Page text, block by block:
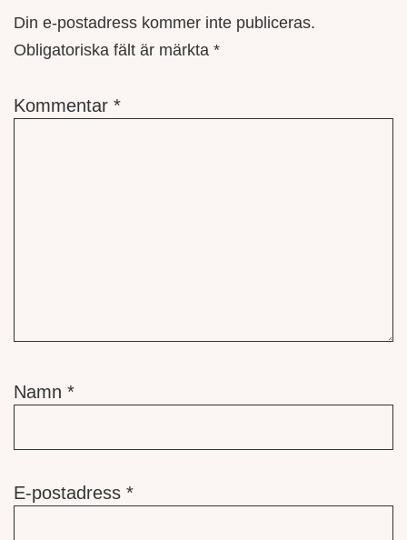
Din e-postadress kommer inte publiceras.
Obligatoriska fält är märkta *
Kommentar *
Namn *
E-postadress *